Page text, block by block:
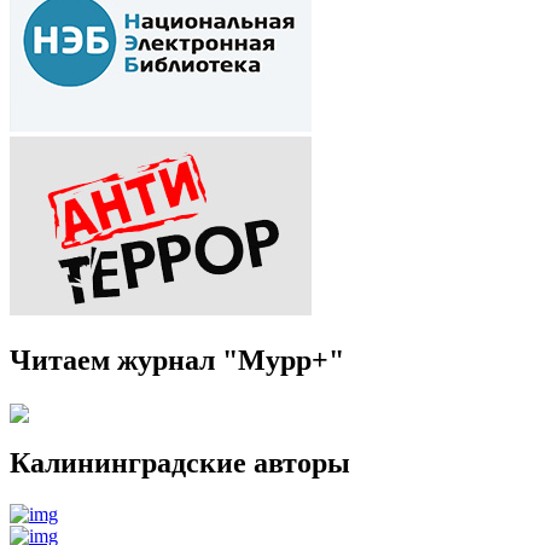
Читаем журнал "Мурр+"
Калининградские авторы